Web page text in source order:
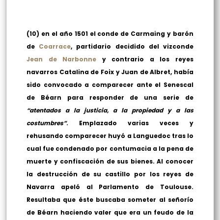
(10) en el año 1501 el conde de Carmaing y barón
de Coarrace, partidario decidido del vizconde
Jean de Narbonne y contrario a los reyes
navarros Catalina de Foix y Juan de Albret, había
sido convocado a comparecer ante el Senescal
de Béarn para responder de una serie de
“atentados a la justicia, a la propiedad y a las
costumbres”. Emplazado varias veces y
rehusando comparecer huyó a Languedoc tras lo
cual fue condenado por contumacia a la pena de
muerte y confiscación de sus bienes. Al conocer
la destrucción de su castillo por los reyes de
Navarra apeló al Parlamento de Toulouse.
Resultaba que éste buscaba someter al señorío
de Béarn haciendo valer que era un feudo de la